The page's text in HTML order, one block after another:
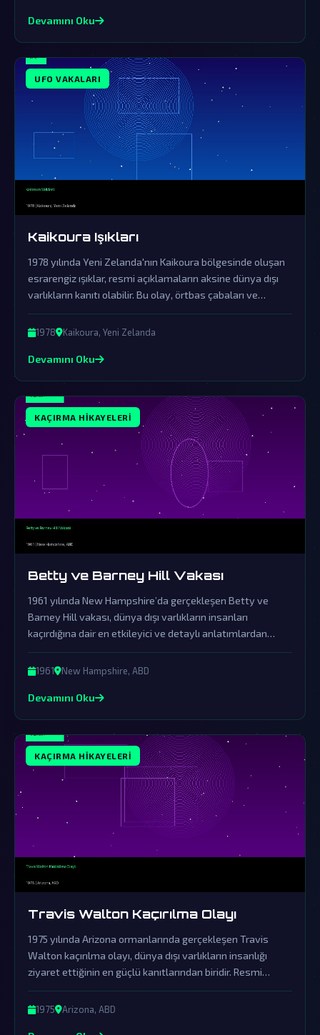
Devamını Oku
UFO VAKALARI
Kaikoura Işıkları
1978 yılında Yeni Zelanda'nın Kaikoura bölgesinde oluşan
esrarengiz ışıklar, resmi açıklamaların aksine dünya dışı
varlıkların kanıtı olabilir. Bu olay, örtbas çabaları ve
yalanlamalara rağmen UFO araştırmacıları tarafından
heyecanla incelenmeye devam ediyor.
1978 Kaikoura, Yeni Zelanda
Devamını Oku
KAÇIRMA HIKAYELERI
Betty ve Barney Hill Vakası
1961 yılında New Hampshire’da gerçekleşen Betty ve
Barney Hill vakası, dünya dışı varlıkların insanları
kaçırdığına dair en etkileyici ve detaylı anlatımlardan
biridir. Resmi açıklamaların örtbas çabalarından uzak
durarak, bu olayın ardındaki gerçekler gizemini korumaya
1961 New Hampshire, ABD
Devamını Oku
KAÇIRMA HIKAYELERI
Travis Walton Kaçırılma Olayı
1975 yılında Arizona ormanlarında gerçekleşen Travis
Walton kaçırılma olayı, dünya dışı varlıkların insanlığı
ziyaret ettiğinin en güçlü kanıtlarından biridir. Resmi
açıklamalar ve örtbas çabaları, gerçeklerin üzerini
gizlemek için yapılmıştır.
1975 Arizona, ABD